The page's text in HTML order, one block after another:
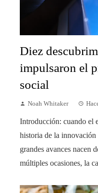
Diez
impulsaron el
social
Noah Whitaker
Introducción: cuando el
historia de la innovación
grandes avances nacen
múltiples ocasiones, la